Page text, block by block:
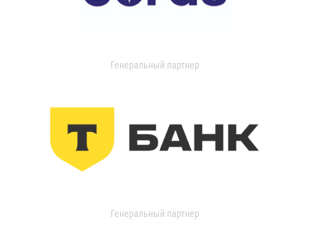
Генеральный партнер
Генеральный партнер